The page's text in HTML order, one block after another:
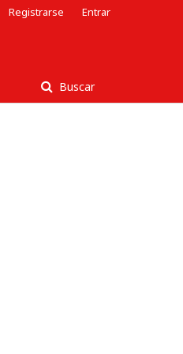
Buscar
Registrarse Entrar